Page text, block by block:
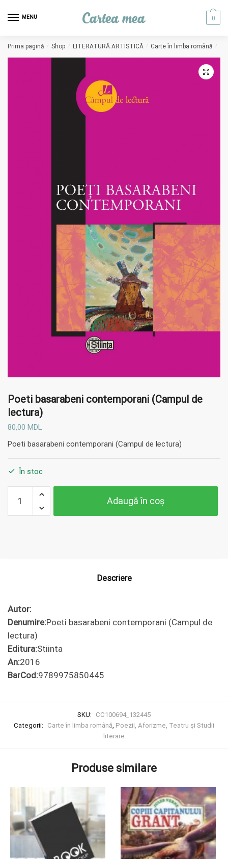
MENU 0
Prima pagină / Shop / LITERATURĂ ARTISTICĂ / Carte în limba română /
Poeti basarabeni contemporani (Campul de
lectura)
80,00 MDL
Poeti basarabeni contemporani (Campul de lectura)
În stoc
Poeti
basarabeni
Adaugă în coș
Descriere
Autor:
Denumire:Poeti basarabeni contemporani (Campul de
lectura)
Editura:Stiinta
An:2016
BarCod:9789975850445
SKU:
CC100694_132445
Categorii:
Carte în limba română Poezii, Aforizme, Teatru și Studii
literare
Produse similare